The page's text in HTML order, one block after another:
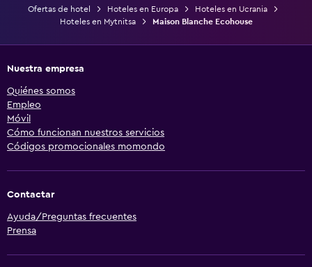
Ofertas de hotel Hoteles en Europa
Hoteles en Ucrania
Hoteles en Mytnitsa
Maison Blanche Ecohouse
Nuestra empresa
Quiénes somos
Empleo
Móvil
Cómo funcionan nuestros servicios
Códigos promocionales momondo
Contactar
Ayuda/Preguntas frecuentes
Prensa